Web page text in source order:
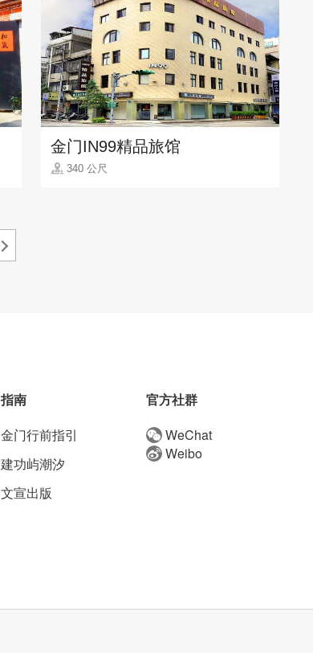
金门IN99精品旅馆
340 公尺
指南
金门行前指引
建功屿潮汐
文宣出版
官方社群
WeChat
Weibo